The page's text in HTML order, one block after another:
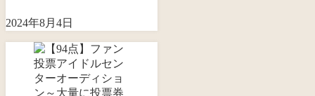
2024年8月4日